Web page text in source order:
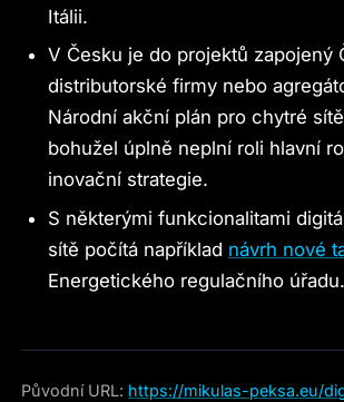
Itálii.
V Česku je do projektů zapojený
distributorské firmy nebo
Národní akční plán pro chytré
bohužel úplně neplní roli hlavní
inovační strategie.
S některými funkcionalitami
sítě počítá například návrh nové
Energetického regulačního úřadu.
Původní URL: https://mikulas-peksa.eu/